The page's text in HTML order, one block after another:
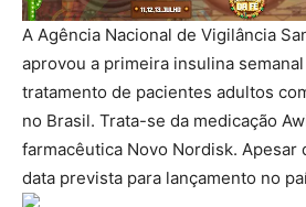
A Agência Nacional de Vigilância
aprovou a primeira insulina
tratamento de pacientes adultos
no Brasil. Trata-se da medicação
farmacêutica Novo Nordisk. Apesar
data prevista para lançamento no